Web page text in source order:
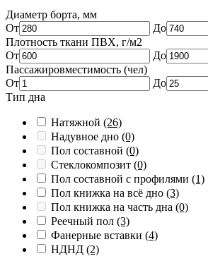
Диаметр борта, мм
От
До
Плотность ткани ПВХ, г/м2
От
До
Пассажировместимость (чел)
От
До
Тип дна
Натяжной (26)
Надувное дно (0)
Пол составной (0)
Стеклокомпозит (0)
Пол составной с профилями (1)
Пол книжка на всё дно (3)
Пол книжка на часть дна (0)
Реечный пол (3)
Фанерные вставки (4)
НДНД (2)